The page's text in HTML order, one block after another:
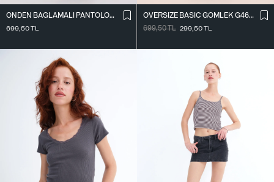
ÖNDEN BAĞLAMALI PANTOLON PN16791-W12
699,50TL
OVERSIZE BASIC GÖMLEK G4612-Z2
699,50TL 299,50TL